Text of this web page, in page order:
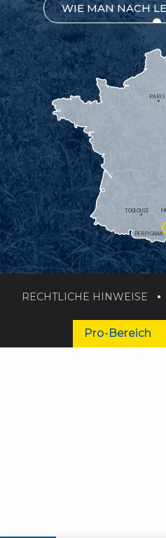
WIE MAN NACH
PERPIGNAN
TOULOUSE
PARIS
RECHTLICHE HINWEISE
Pro-Bereich